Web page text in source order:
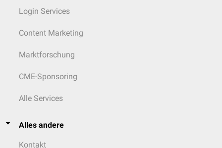
Login Services
Content Marketing
Marktforschung
CME-Sponsoring
Alle Services
Alles andere
Kontakt